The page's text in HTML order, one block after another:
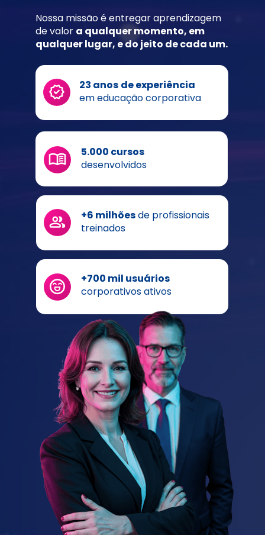
Nossa missão é entregar aprendizagem
de valor a qualquer momento, em
qualquer lugar, e do jeito de cada um.
23 anos
em educação corporativa
5.000 cursos
desenvolvidos
+6 milhões de profissionais
treinados
+700 mil
corporativos ativos